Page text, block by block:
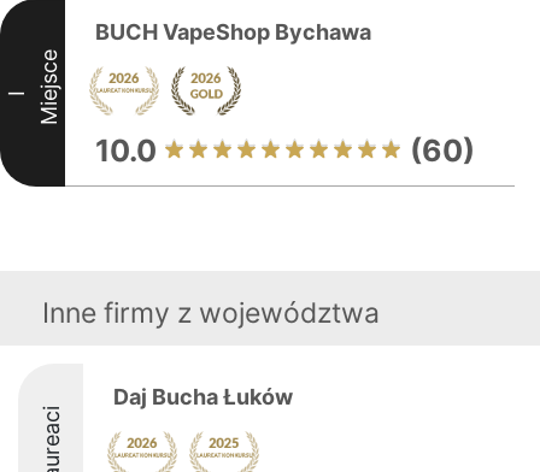
I Miejsce
BUCH VapeShop Bychawa
10.0 (60)
Inne firmy z województwa
Laureaci
Daj Bucha Łuków